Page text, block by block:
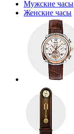
Мужские часы
Женские часы